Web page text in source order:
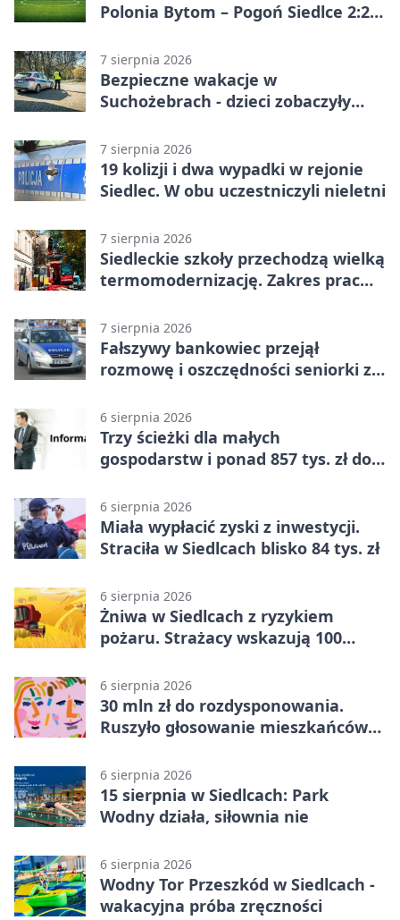
Polonia Bytom – Pogoń Siedlce 2:2.
emocjonującej końcówce
7 sierpnia 2026
Bezpieczne wakacje w
Suchożebrach - dzieci zobaczyły
7 sierpnia 2026
19 kolizji i dwa wypadki w rejonie
Siedlec. W obu uczestniczyli nieletni
7 sierpnia 2026
Siedleckie szkoły przechodzą wielką
termomodernizację. Zakres prac
7 sierpnia 2026
Fałszywy bankowiec przejął
rozmowę i oszczędności seniorki z
6 sierpnia 2026
Trzy ścieżki dla małych
gospodarstw i ponad 857 tys. zł do
6 sierpnia 2026
Miała wypłacić zyski z inwestycji.
Straciła w Siedlcach blisko 84 tys. zł
6 sierpnia 2026
Żniwa w Siedlcach z ryzykiem
pożaru. Strażacy wskazują 100
6 sierpnia 2026
30 mln zł do rozdysponowania.
Ruszyło głosowanie mieszkańców
6 sierpnia 2026
15 sierpnia w Siedlcach: Park
Wodny działa, siłownia nie
6 sierpnia 2026
Wodny Tor Przeszkód w Siedlcach -
wakacyjna próba zręczności